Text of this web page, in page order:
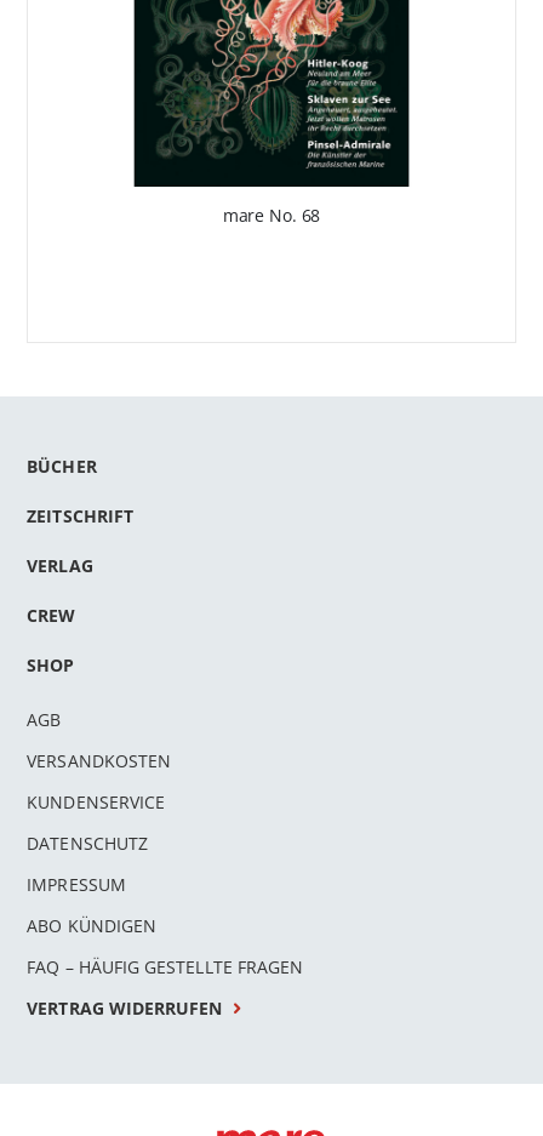
mare No. 68
BÜCHER
ZEITSCHRIFT
VERLAG
CREW
SHOP
AGB
VERSANDKOSTEN
KUNDENSERVICE
DATENSCHUTZ
IMPRESSUM
ABO KÜNDIGEN
FAQ – HÄUFIG GESTELLTE FRAGEN
VERTRAG WIDERRUFEN